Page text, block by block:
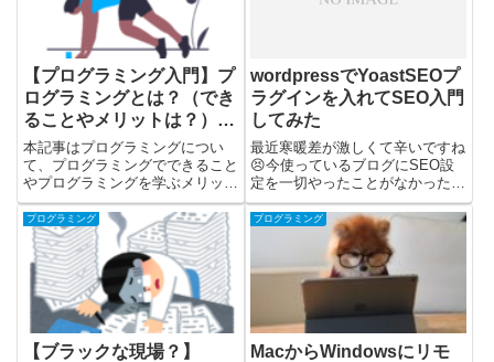
【プログラミング入門】プ
ログラミングとは？（でき
ることやメリットは？）
【初心者向け】
本記事はプログラミングについ
て、プログラミングでできること
やプログラミングを学ぶメリット
を記載しています。10年ほど福
岡でフリーランスプログラマーと
して働いている筆者の観点から説
明しています。プログラミングと
は？（できることやメリット
は？）...
wordpressでYoastSEOプ
ラグインを入れてSEO入門
してみた
最近寒暖差が激しくて辛いですね
😣今使っているブログにSEO設
定を一切やったことがなかったの
で、勉強がてらちょっとやってみ
ました。全然理解できてない気が
するので、初歩の初歩だけ押さえ
たかな？って感じです。今回参考
にしたページとやったこと【20...
プログラミング
【ブラックな現場？】
プログラミング
MacからWindowsにリモ